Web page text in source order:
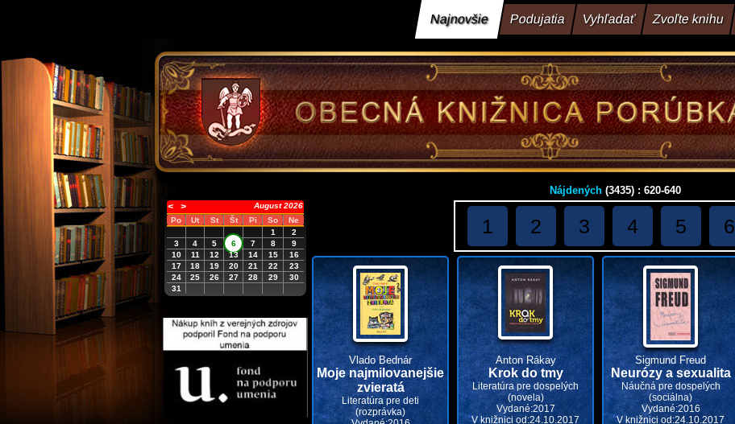
Najnovšie Podujatia Vyhľadať Zvoľte knihu
< >
August 2026
Po
Ut St Št Pi So
Ne
1
2
3
4 5 6 7 8
9
10
11 12 13 14 15
16
17
18 19 20 21 22
23
24
25 26 27 28 29
30
31
Nájdených(3435) : 620-640
1 2 3 4 5 6
Vlado Bednár
Moje najmilovanejšie
zvieratá
Literatúra pre deti
(rozprávka)
Anton Rákay
Krok do tmy
Literatúra pre dospelých
(novela)
Vydané:2017
V knižnici od:24.10.2017
Sigmund Freud
Neurózy a sexualita
Náučná pre dospelých
(sociálna)
Vydané:2016
V knižnici od:24.10.2017